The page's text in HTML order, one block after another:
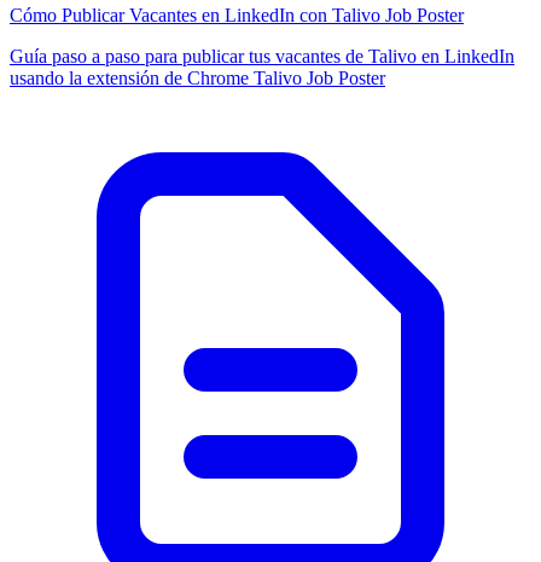
Cómo Publicar Vacantes en LinkedIn con Talivo Job Poster
Guía paso a paso para publicar tus vacantes de Talivo en LinkedIn
usando la extensión de Chrome Talivo Job Poster